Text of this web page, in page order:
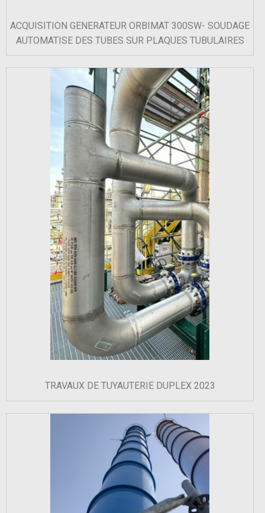
ACQUISITION GENERATEUR ORBIMAT 300SW- SOUDAGE
AUTOMATISE DES TUBES SUR PLAQUES TUBULAIRES
TRAVAUX DE TUYAUTERIE DUPLEX 2023